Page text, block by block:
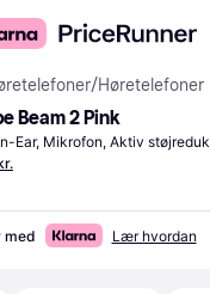
/Høretelefoner
Beam 2 Pink
Ear, Mikrofon, Aktiv
med Lær hvordan